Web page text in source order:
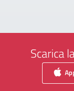
Scarica